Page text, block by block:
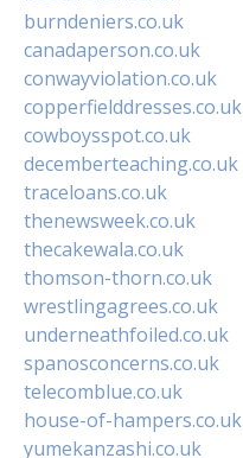
burndeniers.co.uk
canadaperson.co.uk
conwayviolation.co.uk
copperfielddresses.co.uk
cowboysspot.co.uk
decemberteaching.co.uk
traceloans.co.uk
thenewsweek.co.uk
thecakewala.co.uk
thomson-thorn.co.uk
wrestlingagrees.co.uk
underneathfoiled.co.uk
spanosconcerns.co.uk
telecomblue.co.uk
house-of-hampers.co.uk
yumekanzashi.co.uk